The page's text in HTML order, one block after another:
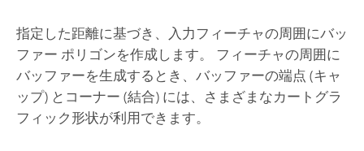
指定した距離に基づき、入力フィーチャの周囲にバッ
ファー ポリゴンを作成します。 フィーチャの周囲に
バッファーを生成するとき、バッファーの端点 (キャ
ップ) とコーナー (結合) には、さまざまなカートグラ
フィック形状が利用できます。